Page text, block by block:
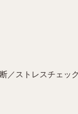
／ストレスチェッ